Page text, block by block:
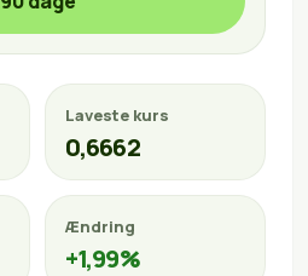
Laveste kurs
0,6662
Ændring
+1,99%